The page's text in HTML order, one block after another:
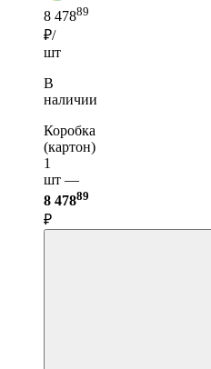
8 47889
₽/
шт
В
наличии
Коробка
(картон)
1
шт —
8 47889
₽